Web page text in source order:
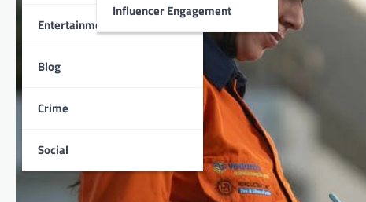
Entertainment
Blog
Crime
Social
Influencer Engagement